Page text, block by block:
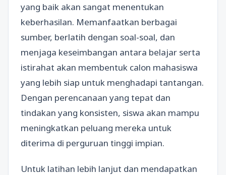
yang baik akan sangat menentukan
keberhasilan. Memanfaatkan berbagai
sumber, berlatih dengan soal-soal, dan
menjaga keseimbangan antara belajar serta
istirahat akan membentuk calon mahasiswa
yang lebih siap untuk menghadapi tantangan.
Dengan perencanaan yang tepat dan
tindakan yang konsisten, siswa akan mampu
meningkatkan peluang mereka untuk
diterima di perguruan tinggi impian.
Untuk latihan lebih lanjut dan mendapatkan